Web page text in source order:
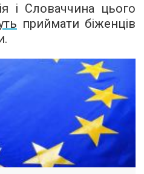
і Словаччина цього
приймати біженців